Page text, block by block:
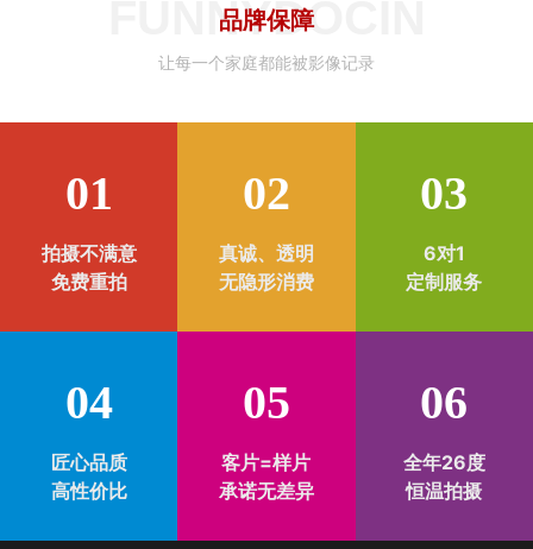
品牌保障
FUNNYDOCIN
让每一个家庭都能被影像记录
01
拍摄不满意
免费重拍
02
真诚、透明
无隐形消费
03
6对1
定制服务
04
匠心品质
高性价比
05
客片=样片
承诺无差异
06
全年26度
恒温拍摄